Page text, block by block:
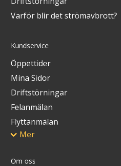
Varför blir det strömavbrott?
Kundservice
Öppettider
Mina Sidor
Driftstörningar
Felanmälan
Flyttanmälan
Mer
Om oss